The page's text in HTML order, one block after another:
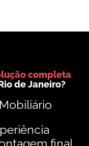
completa
de Janeiro?
final